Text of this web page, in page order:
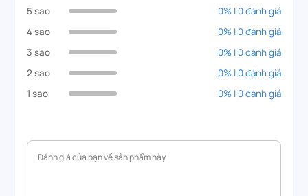
5 sao
0% | 0 đánh giá
4 sao
0% | 0 đánh giá
3 sao
0% | 0 đánh giá
2 sao
0% | 0 đánh giá
1 sao
0% | 0 đánh giá